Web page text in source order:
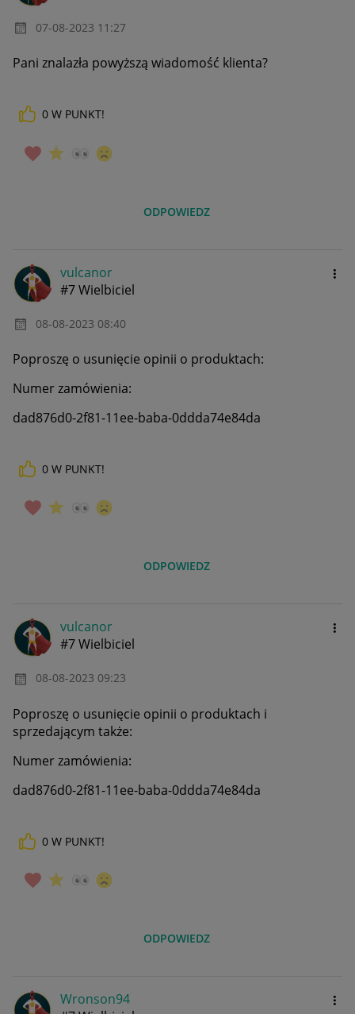
‎07-08-2023 11:27
Pani znalazła powyższą wiadomość klienta?
0 W PUNKT!
ODPOWIEDZ
vulcanor
#7 Wielbiciel
‎08-08-2023 08:40
Poproszę o usunięcie opinii o produktach:
Numer zamówienia:
dad876d0-2f81-11ee-baba-0ddda74e84da
0 W PUNKT!
ODPOWIEDZ
vulcanor
#7 Wielbiciel
‎08-08-2023 09:23
Poproszę o usunięcie opinii o produktach i
sprzedającym także:
Numer zamówienia:
dad876d0-2f81-11ee-baba-0ddda74e84da
0 W PUNKT!
ODPOWIEDZ
Wronson94